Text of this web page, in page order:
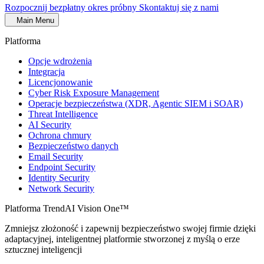
Rozpocznij bezpłatny okres próbny Skontaktuj się z nami
Main Menu
Platforma
Opcje wdrożenia
Integracja
Licencjonowanie
Cyber Risk Exposure Management
Operacje bezpieczeństwa (XDR, Agentic SIEM i SOAR)
Threat Intelligence
AI Security
Ochrona chmury
Bezpieczeństwo danych
Email Security
Endpoint Security
Identity Security
Network Security
Platforma TrendAI Vision One™
Zmniejsz złożoność i zapewnij bezpieczeństwo swojej firmie dzięki
adaptacyjnej, inteligentnej platformie stworzonej z myślą o erze
sztucznej inteligencji